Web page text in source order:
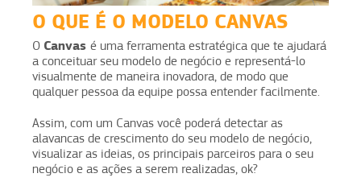
O QUE É O MODELO CANVAS
O Canvas é uma ferramenta estratégica que te ajudará
a conceituar seu modelo de negócio e representá-lo
visualmente de maneira inovadora, de modo que
qualquer pessoa da equipe possa entender facilmente.
Assim, com um Canvas você poderá detectar as
alavancas de crescimento do seu modelo de negócio,
visualizar as ideias, os principais parceiros para o seu
negócio e as ações a serem realizadas, ok?